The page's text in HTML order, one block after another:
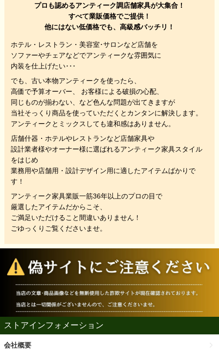
プロも認めるアンティーク調店舗家具が大集合！
すべて業販価格でご提供！
他にはない低価格でも、高級感バッチリ！
ホテル・レストラン・美容室･サロンなど店舗を
ソファーやチェアなどでアンティークな雰囲気に
内装を仕上げたい･･･
でも、 古い本物アンティークを使ったら、
高価で予算オーバー、 お客様による破損の心配、
同じものが揃わない、 など色んな問題が出てきますが
当社そっくり商品を使っていただくと カンタンに解決します。
アンティークとミックスしても違和感はありません。
店舗什器・ホテルやレストランなど店舗家具や
設計業者様やオーナー様に選ばれるアンティーク家具スタイル
をはじめ
業務用や店舗用・設計デザイン用に適したアイテムばかりで
す！
アンティーク家具業販一筋36年以上のプロの目で
厳選したアイテムだからこそ、
ご満足いただけること間違いありません！
ごゆっくりご覧くださいませ。
ストアインフォメーション
会社概要